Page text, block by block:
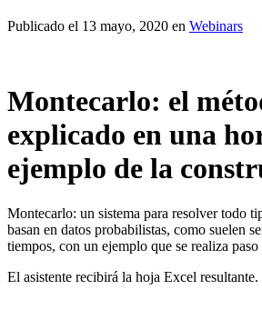
Publicado el 13 mayo, 2020 en Webinars
Montecarlo: el
explicado en una
ejemplo de la
Montecarlo: un sistema para resolver todo
basan en datos probabilistas, como suelen
tiempos, con un ejemplo que se realiza paso
El asistente recibirá la hoja Excel resultante.